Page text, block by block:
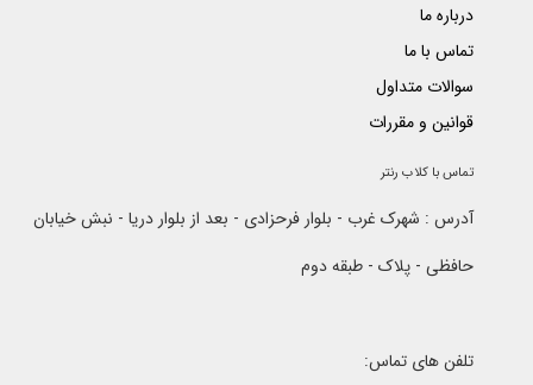
درباره ما
تماس با ما
سوالات متداول
قوانین و مقررات
تماس با کلاب رنتر
آدرس : شهرک غرب - بلوار فرحزادی - بعد از بلوار دریا - نبش خیابان
حافظی - پلاک - طبقه دوم
تلفن های تماس: